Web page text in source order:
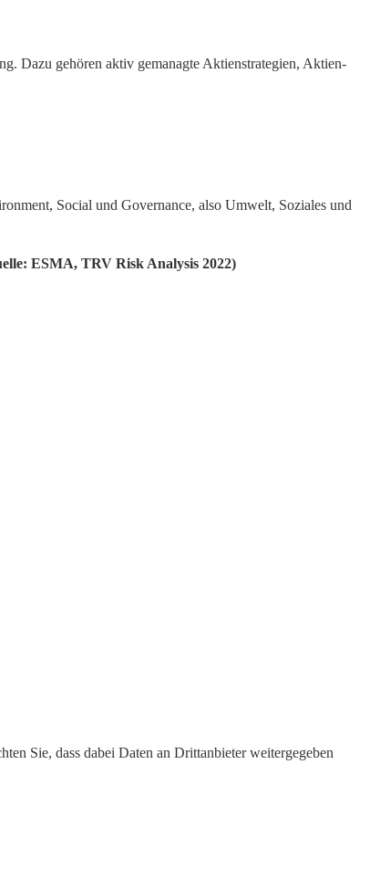
Dazu gehören aktiv gemanagte Aktienstrategien, Aktien-
Social und Governance, also Umwelt, Soziales und
ESMA, TRV Risk Analysis 2022)
Sie, dass dabei Daten an Drittanbieter weitergegeben